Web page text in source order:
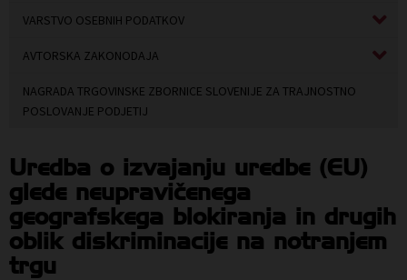
VARSTVO OSEBNIH PODATKOV
AVTORSKA ZAKONODAJA
NAGRADA TRGOVINSKE ZBORNICE SLOVENIJE ZA TRAJNOSTNO
POSLOVANJE PODJETIJ
Uredba o izvajanju uredbe (EU)
glede neupravičenega
geografskega blokiranja in drugih
oblik diskriminacije na notranjem
trgu